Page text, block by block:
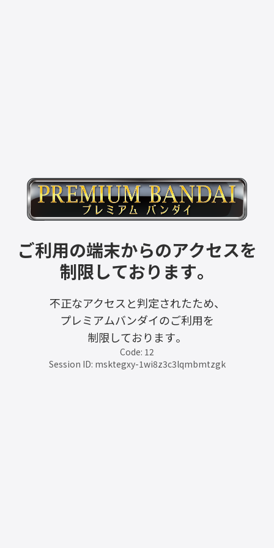
ご利用の端末からのアクセスを
制限しております。
不正なアクセスと判定されたため、
プレミアムバンダイのご利用を
制限しております。
Code: 12
Session ID: msktegxy-1wi8z3c3lqmbmtzgk